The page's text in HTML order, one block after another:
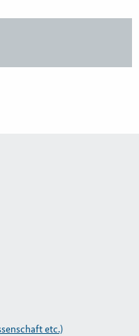
etc.)